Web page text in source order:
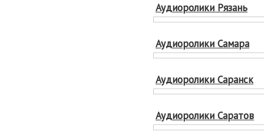
Аудиоролики Рязань
Аудиоролики Самара
Аудиоролики Саранск
Аудиоролики Саратов